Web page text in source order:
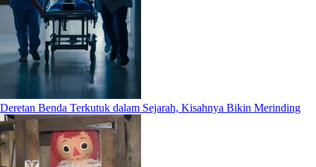
Deretan Benda Terkutuk dalam Sejarah, Kisahnya Bikin Merinding